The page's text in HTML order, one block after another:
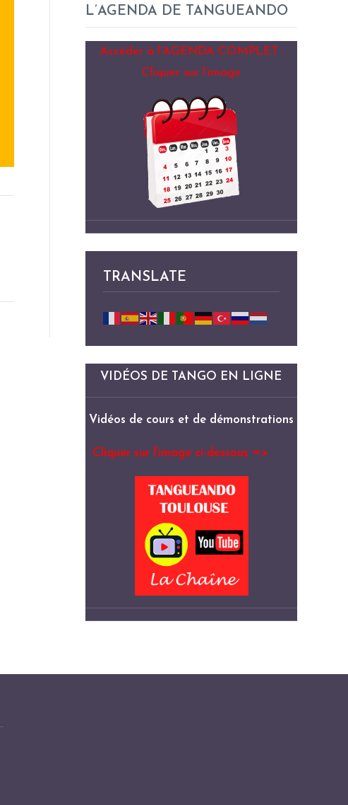
L’AGENDA DE TANGUEANDO
Accéder à l’AGENDA COMPLET :
Cliquer sur l’image
TRANSLATE
VIDÉOS DE TANGO EN LIGNE
Vidéos de cours et de démonstrations
Cliquer sur l’image ci-dessous =>